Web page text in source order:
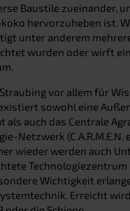
Baustile zueinander,
hervorzuheben ist.
unter anderem
wurden oder wirft
vor allem für
sowohl eine
als auch das Centrale
Netzwerk (C.A.R.M.E.N.
wieder werden auch
Technologiezentrum
Wichtigkeit
Erreicht